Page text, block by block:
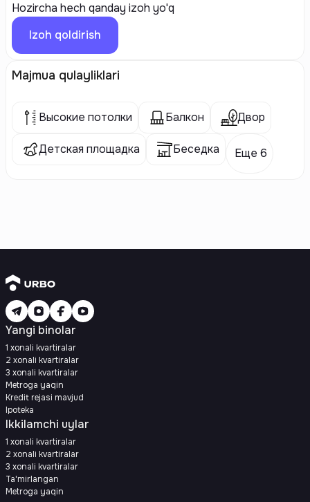
Hozircha hech qanday izoh yo'q
Izoh qoldirish
Majmua qulayliklari
Высокие потолки Балкон Двор
Детская площадка Беседка Еще 6
Yangi binolar
1 xonali kvartiralar
2 xonali kvartiralar
3 xonali kvartiralar
Metroga yaqin
Kredit rejasi mavjud
Ipoteka
Ikkilamchi uylar
1 xonali kvartiralar
2 xonali kvartiralar
3 xonali kvartiralar
Ta'mirlangan
Metroga yaqin